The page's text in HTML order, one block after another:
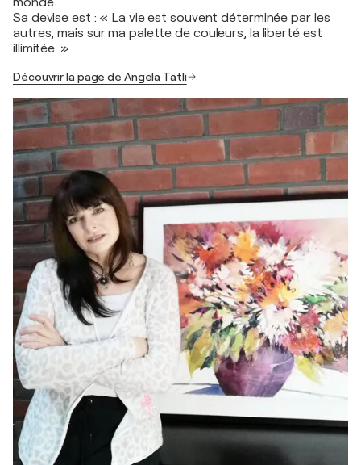
Sa devise est : « La vie est souvent déterminée par les
autres, mais sur ma palette de couleurs, la liberté est
illimitée. »
Découvrir la page de Angela Tatli